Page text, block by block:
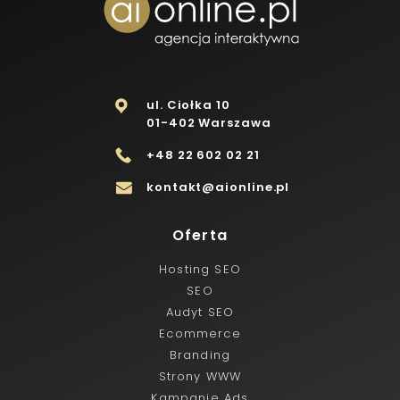
ul. Ciołka 10
01-402 Warszawa
+48 22 602 02 21
kontakt@aionline.pl
Oferta
Hosting SEO
SEO
Audyt SEO
Ecommerce
Branding
Strony WWW